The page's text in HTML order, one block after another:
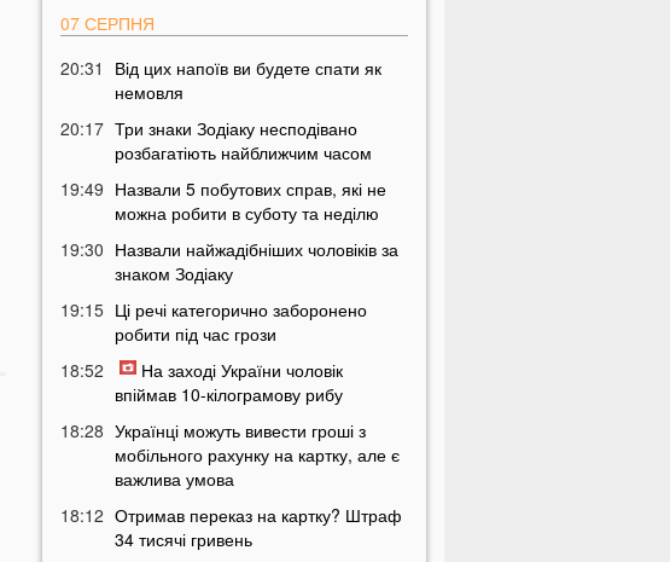
07 СЕРПНЯ
20:31
Від цих напоїв ви будете спати як
немовля
20:17 Три знаки Зодіаку несподівано
розбагатіють найближчим часом
19:49 Назвали 5 побутових справ, які не
можна робити в суботу та неділю
19:30 Назвали найжадібніших чоловіків за
знаком Зодіаку
19:15 Ці речі категорично заборонено
робити під час грози
18:52
На заході України чоловік
впіймав 10-кілограмову рибу
18:28 Українці можуть вивести гроші з
мобільного рахунку на картку, але є
важлива умова
18:12 Отримав переказ на картку? Штраф
34 тисячі гривень